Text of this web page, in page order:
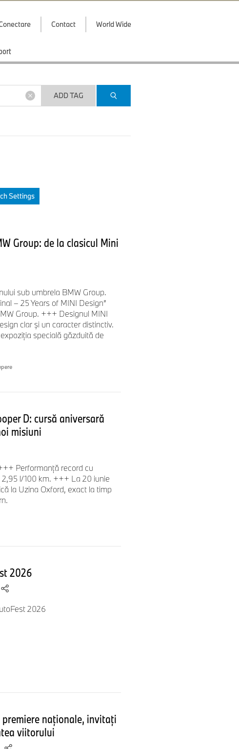
Contact World Wide
ADD TAG
Settings
Group: de la clasicul Mini
sub umbrela BMW Group.
– 25 Years of MINI Design”
Group. +++ Designul MINI
clar și un caracter distinctiv.
specială găzduită de
D: cursă aniversară
misiuni
Performanță record cu
l/100 km. +++ La 20 iunie
la Uzina Oxford, exact la timp
2026
2026
naţionale, invitaţi
viitorului